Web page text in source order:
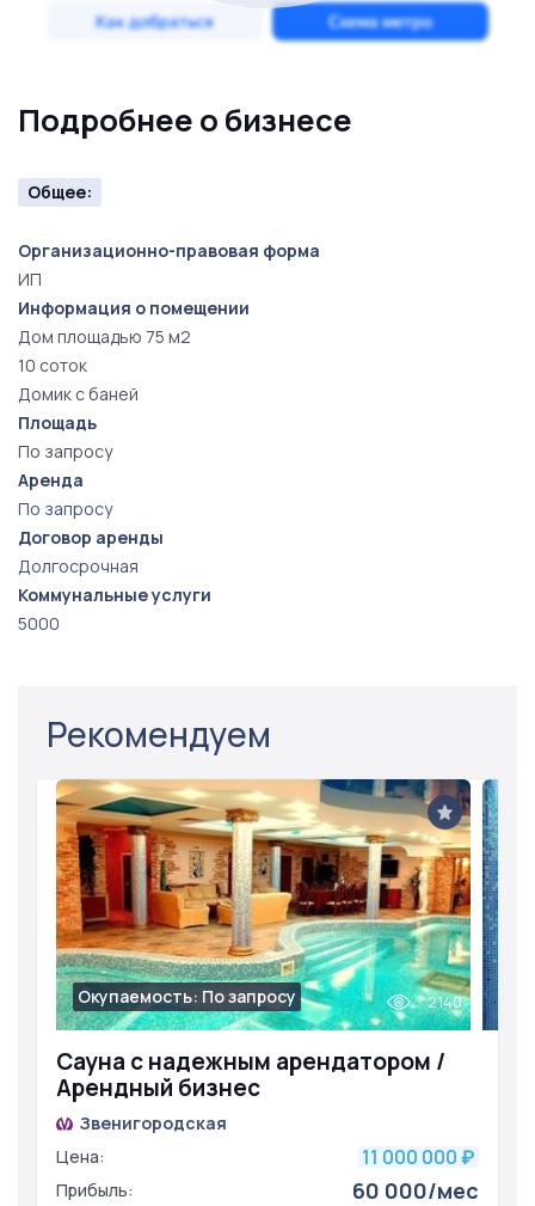
Подробнее о бизнесе
Общее:
Организационно-правовая форма
ИП
Информация о помещении
Дом площадью 75 м2
10 соток
Домик с баней
Площадь
По запросу
Аренда
По запросу
Договор аренды
Долгосрочная
Коммунальные услуги
5000
Рекомендуем
Сауна с надежным арендатором /
Арендный бизнес
Окупаемость: По запросу 2140
Звенигородская
Цена:
11 000 000 ₽
Прибыль: 60 000/мес